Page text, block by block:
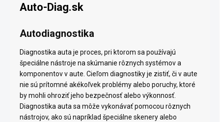
Auto-Diag.sk
Autodiagnostika
Diagnostika auta je proces, pri ktorom sa používajú
špeciálne nástroje na skúmanie rôznych systémov a
komponentov v aute. Cieľom diagnostiky je zistiť, či v aute
nie sú prítomné akékoľvek problémy alebo poruchy, ktoré
by mohli ohroziť jeho bezpečnosť alebo výkonnosť.
Diagnostika auta sa môže vykonávať pomocou rôznych
nástrojov, ako sú napríklad špeciálne skenery alebo